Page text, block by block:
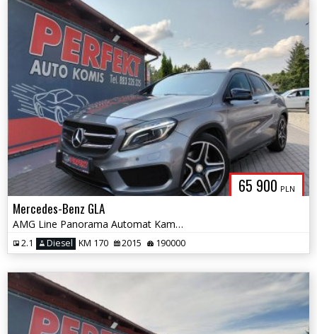
65 900 PLN
Mercedes-Benz GLA
AMG Line Panorama Automat Kamera Navi
2.1 Diesel KM 170 2015 190000